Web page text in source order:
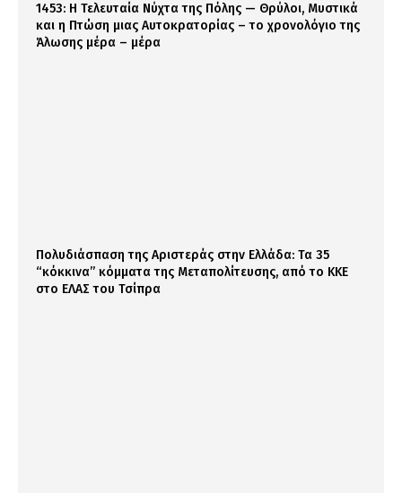
1453: Η Τελευταία Νύχτα της Πόλης — Θρύλοι, Μυστικά
και η Πτώση μιας Αυτοκρατορίας – το χρονολόγιο της
Άλωσης μέρα – μέρα
Πολυδιάσπαση της Αριστεράς στην Ελλάδα: Τα 35
“κόκκινα” κόμματα της Μεταπολίτευσης, από το ΚΚΕ
στο ΕΛΑΣ του Τσίπρα